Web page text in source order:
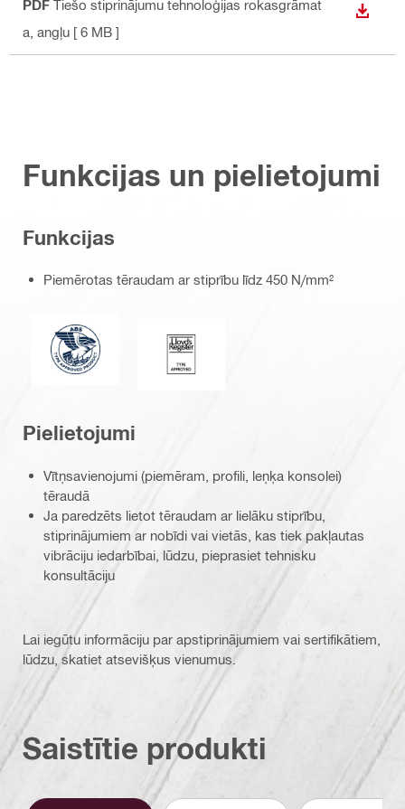
PDF Tiešo stiprinājumu tehnoloģijas rokasgrāmat
a , angļu [ 6 MB ]
Funkcijas un pielietojumi
Funkcijas
Piemērotas tēraudam ar stiprību līdz 450 N/mm²
Type Approved Product-blue (2822916)
Lloyds_Register_PDP (55171)
Pielietojumi
Vītņsavienojumi (piemēram, profili, leņķa konsolei)
tēraudā
Ja paredzēts lietot tēraudam ar lielāku stiprību,
stiprinājumiem ar nobīdi vai vietās, kas tiek pakļautas
vibrāciju iedarbībai, lūdzu, pieprasiet tehnisku
konsultāciju
Lai iegūtu informāciju par apstiprinājumiem vai sertifikātiem,
lūdzu, skatiet atsevišķus vienumus.
Saistītie produkti